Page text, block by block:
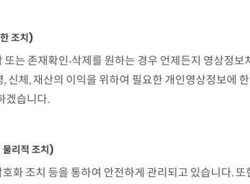
조치)
는 존재확인·삭제를 원하는 경우 언제든지 영상정
신체, 재산의 이익을 위하여 필요한 개인영상정보에
겠습니다.
물리적 조치)
화 조치 등을 통하여 안전하게 관리되고 있습니다.